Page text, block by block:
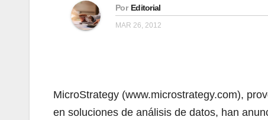
Por Editorial
MAR 26, 2012
MicroStrategy (www.microstrategy.com),
en soluciones de análisis de datos, han